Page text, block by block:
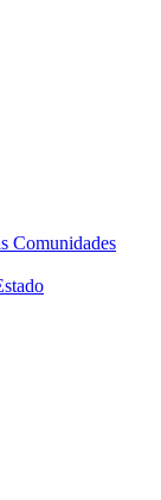
Comunidades